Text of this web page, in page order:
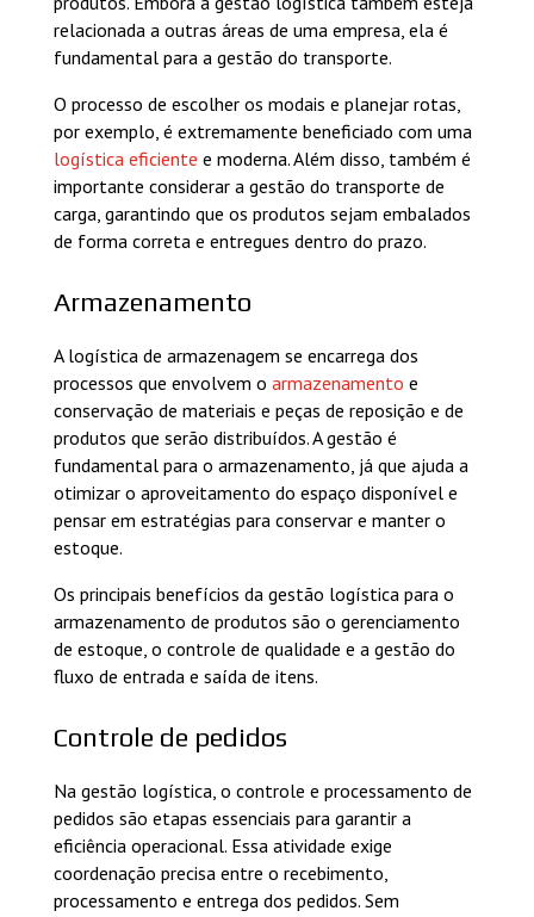
relacionada a outras áreas de uma empresa, ela é
fundamental para a gestão do transporte.
O processo de escolher os modais e planejar rotas,
por exemplo, é extremamente beneficiado com uma
logística eficiente e moderna. Além disso, também é
importante considerar a gestão do transporte de
carga, garantindo que os produtos sejam embalados
de forma correta e entregues dentro do prazo.
Armazenamento
A logística de armazenagem se encarrega dos
processos que envolvem o armazenamento e
conservação de materiais e peças de reposição e de
produtos que serão distribuídos. A gestão é
fundamental para o armazenamento, já que ajuda a
otimizar o aproveitamento do espaço disponível e
pensar em estratégias para conservar e manter o
estoque.
Os principais benefícios da gestão logística para o
armazenamento de produtos são o gerenciamento
de estoque, o controle de qualidade e a gestão do
fluxo de entrada e saída de itens.
Controle de pedidos
Na gestão logística, o controle e processamento de
pedidos são etapas essenciais para garantir a
eficiência operacional. Essa atividade exige
coordenação precisa entre o recebimento,
processamento e entrega dos pedidos. Sem